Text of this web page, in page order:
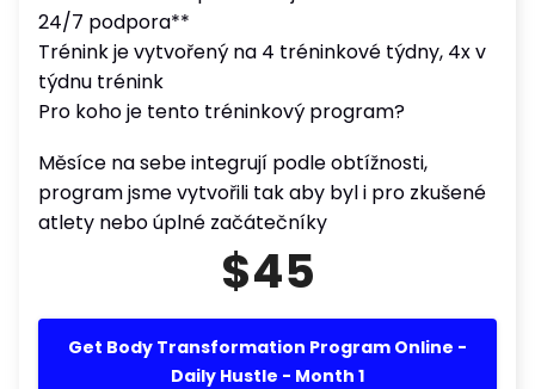
24/7 podpora**
Trénink je vytvořený na 4 tréninkové týdny, 4x v
týdnu trénink
Pro koho je tento tréninkový program?
Měsíce na sebe integrují podle obtížnosti,
program jsme vytvořili tak aby byl i pro zkušené
atlety nebo úplné začátečníky
$45
Get Body Transformation Program Online -
Daily Hustle - Month 1